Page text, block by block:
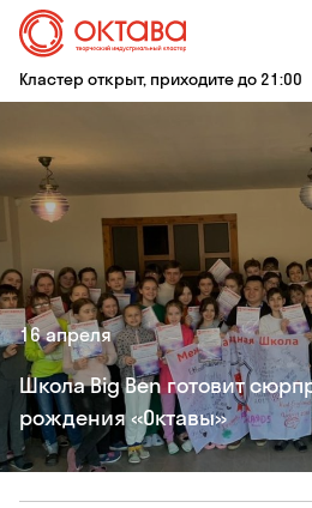
Кластер открыт, приходите до 21:00
16 апреля
Школа Big Ben готовит
рождения «Октавы»